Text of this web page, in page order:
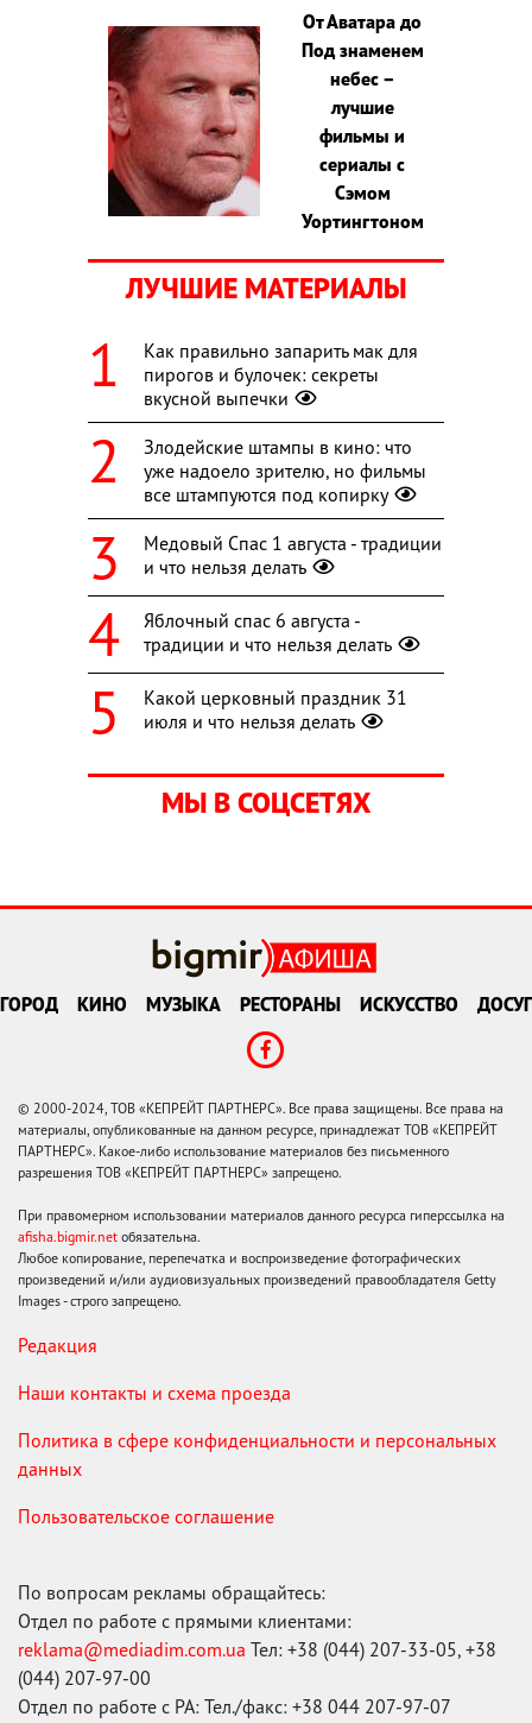
От Аватара до
Под знаменем
небес –
лучшие
фильмы и
сериалы с
Сэмом
Уортингтоном
ЛУЧШИЕ МАТЕРИАЛЫ
Как правильно запарить мак для
пирогов и булочек: секреты
вкусной выпечки
Злодейские штампы в кино: что
уже надоело зрителю, но фильмы
все штампуются под копирку
Медовый Спас 1 августа - традиции
и что нельзя делать
Яблочный спас 6 августа -
традиции и что нельзя делать
Какой церковный праздник 31
июля и что нельзя делать
МЫ В СОЦСЕТЯХ
ГОРОД КИНО МУЗЫКА РЕСТОРАНЫ ИСКУССТВО ДОСУГ
© 2000-2024, ТОВ «КЕПРЕЙТ ПАРТНЕРС». Все права защищены. Все права на
материалы, опубликованные на данном ресурсе, принадлежат ТОВ «КЕПРЕЙТ
ПАРТНЕРС». Какое-либо использование материалов без письменного
разрешения ТОВ «КЕПРЕЙТ ПАРТНЕРС» запрещено.
При правомерном использовании материалов данного ресурса гиперссылка на
afisha.bigmir.net обязательна.
Любое копирование, перепечатка и воспроизведение фотографических
произведений и/или аудиовизуальных произведений правообладателя Getty
Images - строго запрещено.
Редакция
Наши контакты и схема проезда
Политика в сфере конфиденциальности и персональных
данных
Пользовательское соглашение
По вопросам рекламы обращайтесь:
Отдел по работе с прямыми клиентами:
reklama@mediadim.com.ua Тел: +38 (044) 207-33-05, +38
(044) 207-97-00
Отдел по работе с РА: Тел./факс: +38 044 207-97-07